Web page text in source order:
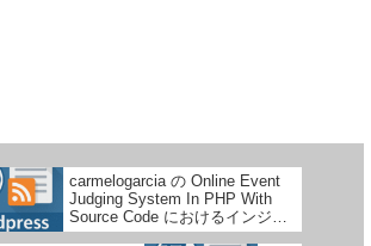
carmelogarcia の Online Event
Judging System In PHP With
Source Code におけるインジェ
クションに関する脆弱性